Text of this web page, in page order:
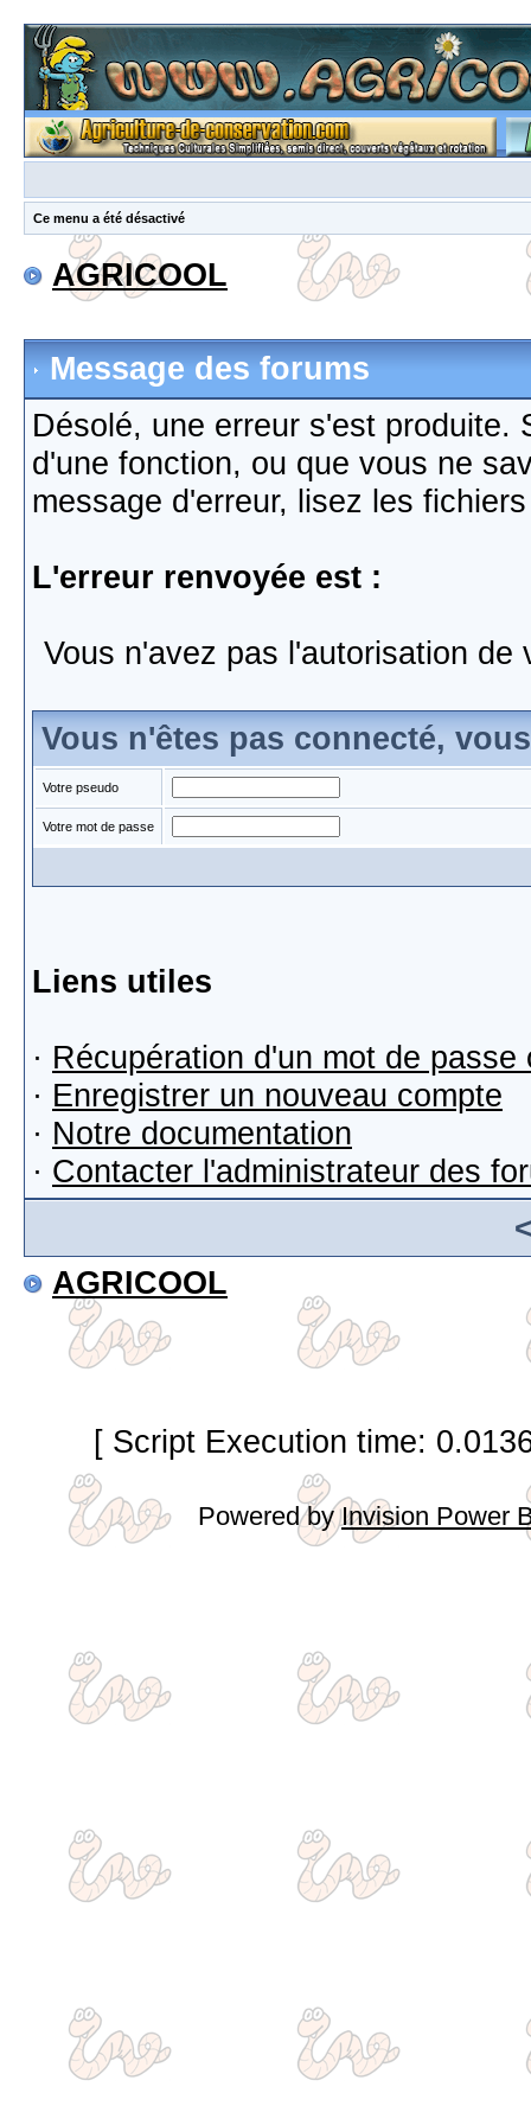
Ce menu a été désactivé
AGRICOOL
Message des forums
Désolé, une erreur s'est produite.
d'une fonction, ou que vous ne
message d'erreur, lisez les
L'erreur renvoyée est :
Vous n'avez pas l'autorisation de
Vous n'êtes pas connecté,
Votre pseudo
Votre mot de passe
Liens utiles
· Récupération d'un mot de passe
· Enregistrer un nouveau compte
· Notre documentation
· Contacter l'administrateur des
AGRICOOL
[ Script Execution time:
Powered byInvision Power